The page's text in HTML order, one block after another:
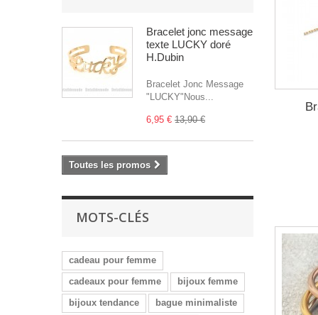
Bracelet jonc message
texte LUCKY doré
H.Dubin
Bracelet Jonc Message
"LUCKY"Nous...
6,95 € 13,90 €
Toutes les promos
MOTS-CLÉS
cadeau pour femme
cadeaux pour femme
bijoux femme
bijoux tendance
bague minimaliste